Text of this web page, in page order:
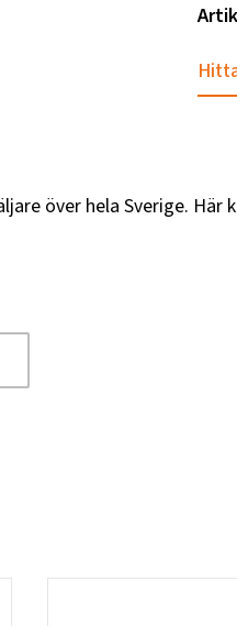
över hela Sverige. Här